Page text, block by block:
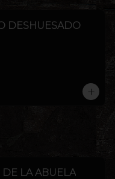
DESHUESADO
LA ABUELA